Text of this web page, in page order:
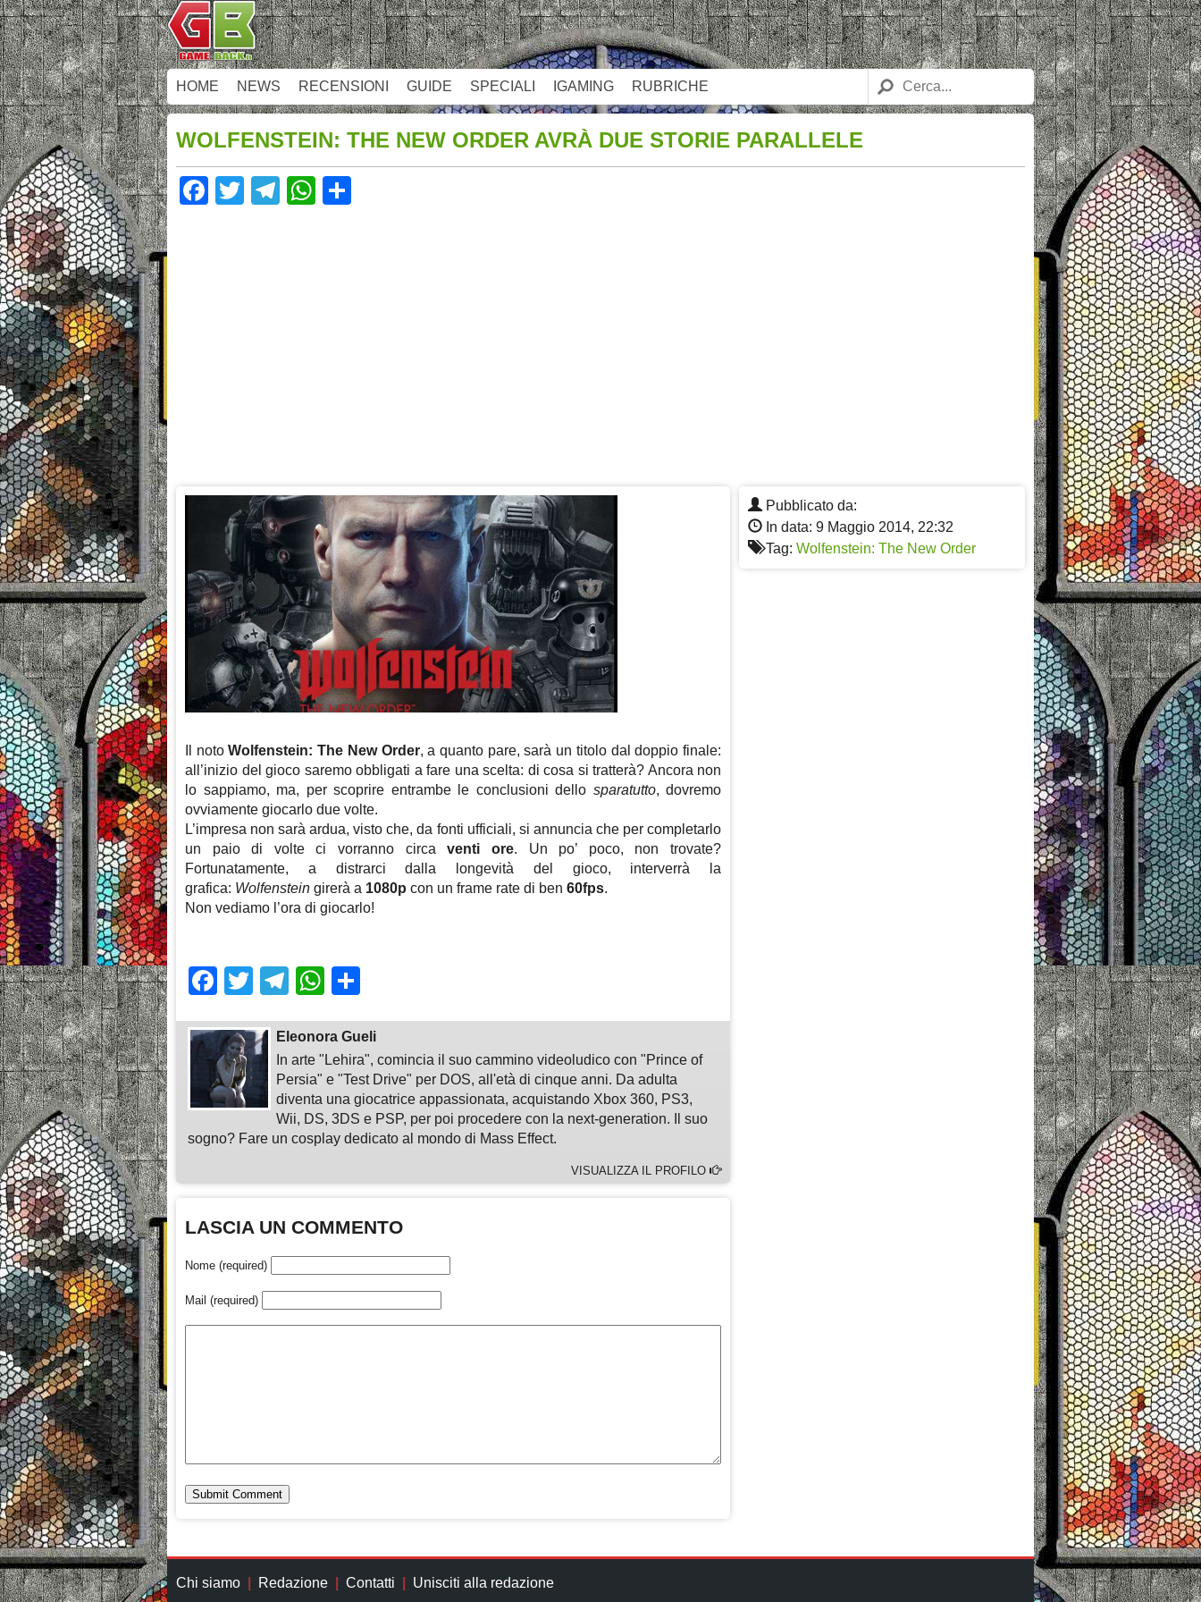
HOME NEWS RECENSIONI GUIDE SPECIALI IGAMING RUBRICHE
WOLFENSTEIN: THE NEW ORDER AVRÀ DUE STORIE PARALLELE
Facebook
TwitterTelegram
WhatsApp
Pubblicato da:
In data: 9 Maggio 2014, 22:32
Tag: Wolfenstein: The New Order
Il notoWolfenstein: The New Order, a quanto pare, sarà un titolo dal doppio finale:
all’inizio del gioco saremo obbligati a fare una scelta: di cosa si tratterà? Ancora non
lo sappiamo, ma, per scoprire entrambe le conclusioni dello sparatutto, dovremo
ovviamente giocarlo due volte.
L’impresa non sarà ardua, visto che, da fonti ufficiali, si annuncia che per completarlo
un paio di volte ci vorranno circaventi ore. Un po’ poco, non trovate?
Fortunatamente, a distrarci dalla longevità del gioco, interverrà la
grafica: Wolfenstein girerà a 1080p con un frame rate di ben 60fps.
Non vediamo l’ora di giocarlo!
Facebook
TwitterTelegram
WhatsApp
Eleonora Gueli
In arte "Lehira", comincia il suo cammino videoludico con "Prince of
Persia" e "Test Drive" per DOS, all'età di cinque anni. Da adulta
diventa una giocatrice appassionata, acquistando Xbox 360, PS3,
Wii, DS, 3DS e PSP, per poi procedere con la next-generation. Il suo
sogno? Fare un cosplay dedicato al mondo di Mass Effect.
VISUALIZZA IL PROFILO
LASCIA UN COMMENTO
Nome (required)
Mail (required)
Chi siamo Redazione Contatti Unisciti alla redazione